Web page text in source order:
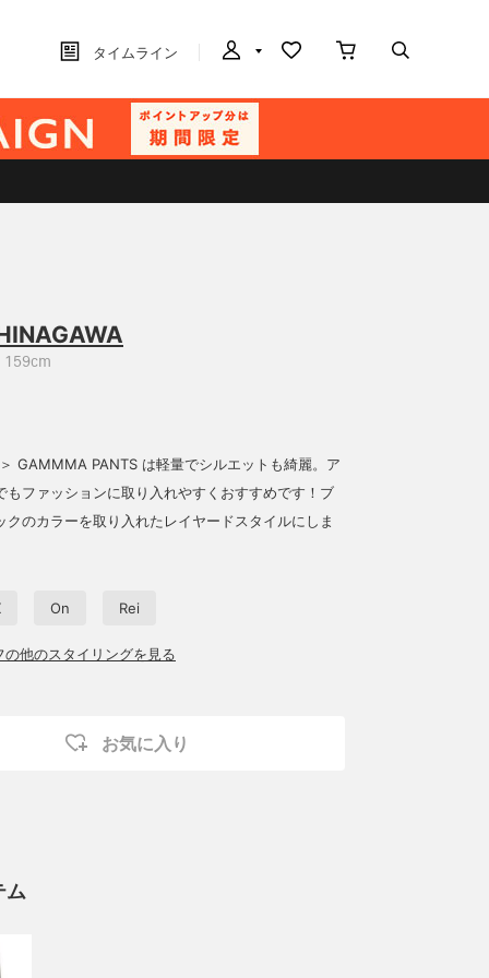
タイムライン
159cm
＞ GAMMMA PANTS は軽量でシルエットも綺麗。ア
もファッションに取り入れやすくおすすめです！ブ
クのカラーを取り入れたレイヤードスタイルにしま
On Rei
の他のスタイリングを見る
お気に入り
ム